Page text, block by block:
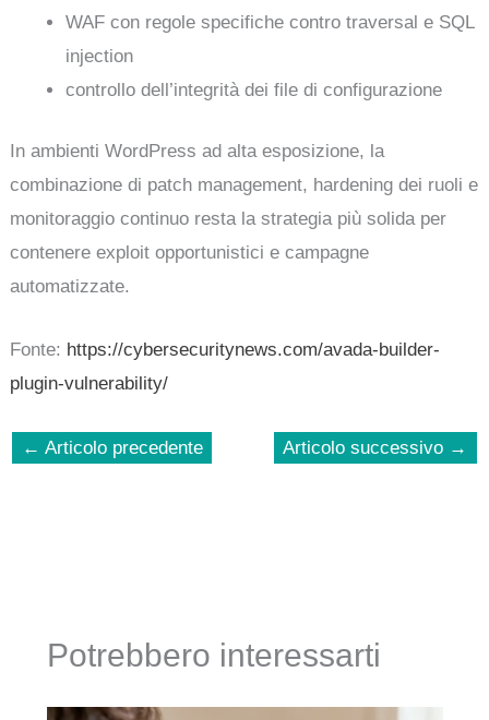
WAF con regole specifiche contro traversal e SQL
injection
controllo dell’integrità dei file di configurazione
In ambienti WordPress ad alta esposizione, la
combinazione di patch management, hardening dei ruoli e
monitoraggio continuo resta la strategia più solida per
contenere exploit opportunistici e campagne
automatizzate.
Fonte: https://cybersecuritynews.com/avada-builder-
plugin-vulnerability/
← Articolo precedente Articolo successivo →
Potrebbero interessarti